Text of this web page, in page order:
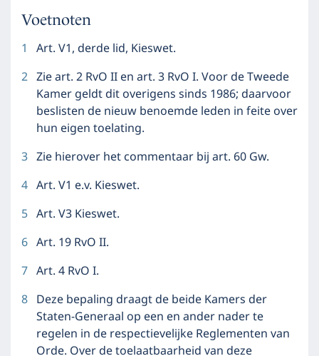
Voetnoten
1 Art. V1, derde lid, Kieswet.
2 Zie art. 2 RvO II en art. 3 RvO I. Voor de Tweede
Kamer geldt dit overigens sinds 1986; daarvoor
beslisten de nieuw benoemde leden in feite over
hun eigen toelating.
3 Zie hierover het commentaar bij art. 60 Gw.
4 Art. V1 e.v. Kieswet.
5 Art. V3 Kieswet.
6 Art. 19 RvO II.
7 Art. 4 RvO I.
8 Deze bepaling draagt de beide Kamers der
Staten-Generaal op een en ander nader te
regelen in de respectievelijke Reglementen van
Orde. Over de toelaatbaarheid van deze